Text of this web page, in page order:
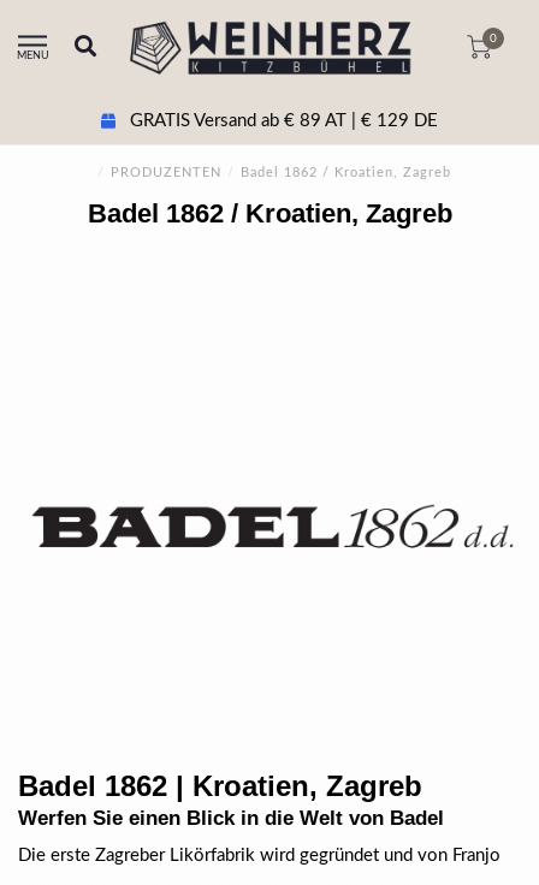
MENU
0
GRATIS Versand ab € 89 AT | € 129 DE
/ PRODUZENTEN / Badel 1862 / Kroatien, Zagreb
Badel 1862 / Kroatien, Zagreb
Badel 1862 | Kroatien, Zagreb
Werfen Sie einen Blick in die Welt von Badel
Die erste Zagreber Likörfabrik wird gegründet und von Franjo